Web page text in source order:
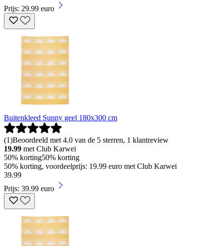
Prijs: 29.99 euro
Buitenkleed Sunny geel 180x300 cm
(1)Beoordeeld met 4.0 van de 5 sterren, 1 klantreview
19.99 met Club Karwei
50% korting50% korting
50% korting, voordeelprijs: 19.99 euro met Club Karwei
39.99
Prijs: 39.99 euro